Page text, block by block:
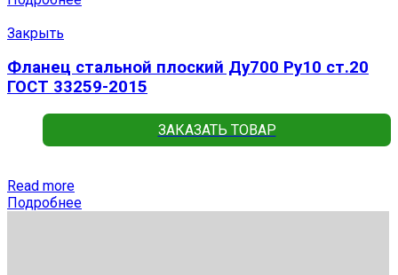
Закрыть
Фланец стальной плоский Ду700 Ру10 ст.20
ГОСТ 33259-2015
ЗАКАЗАТЬ ТОВАР
Read more
Подробнее